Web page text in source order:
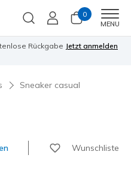
0
MENU
5€ Rabatt + kostenloser Versand
Sneaker casual
Wunschliste